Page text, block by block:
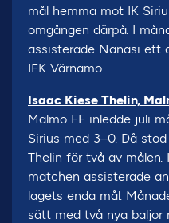
mål hemma mot IK
omgången därpå. I
assisterade Nanasi ett
IFK Värnamo.
Isaac Kiese Thelin,
Malmö FF inledde juli
Sirius med 3–0. Då
Thelin för två av
matchen assisterade
lagets enda mål.
sätt med två nya baljor